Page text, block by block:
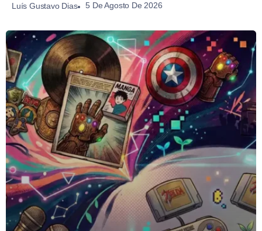
Luís Gustavo Dias 5 De Agosto De 2026